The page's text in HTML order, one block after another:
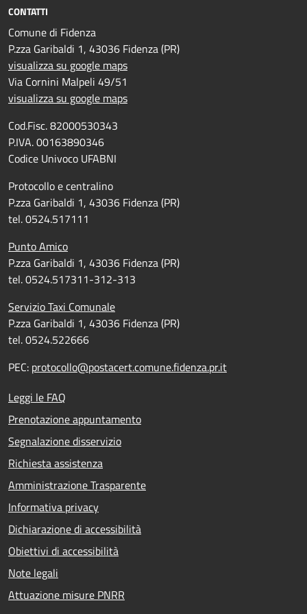
CONTATTI
Comune di Fidenza
P.zza Garibaldi 1, 43036 Fidenza (PR)
visualizza su google maps
Via Cornini Malpeli 49/51
visualizza su google maps
Cod.Fisc. 82000530343
P.IVA. 00163890346
Codice Univoco UFABNI
Protocollo e centralino
P.zza Garibaldi 1, 43036 Fidenza (PR)
tel. 0524.517111
Punto Amico
P.zza Garibaldi 1, 43036 Fidenza (PR)
tel. 0524.517311-312-313
Servizio Taxi Comunale
P.zza Garibaldi 1, 43036 Fidenza (PR)
tel. 0524.522666
PEC: protocollo@postacert.comune.fidenza.pr.it
Leggi le FAQ
Prenotazione appuntamento
Segnalazione disservizio
Richiesta assistenza
Amministrazione Trasparente
Informativa privacy
Dichiarazione di accessibilità
Obiettivi di accessibilità
Note legali
Attuazione misure PNRR